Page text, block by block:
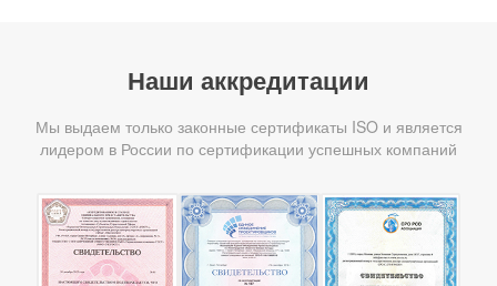
Наши аккредитации
Мы выдаем только законные сертификаты ISO и является
лидером в России по сертификации успешных компаний